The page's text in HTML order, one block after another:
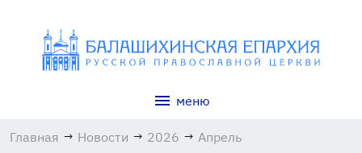
меню
Главная → Новости → 2026 → Апрель